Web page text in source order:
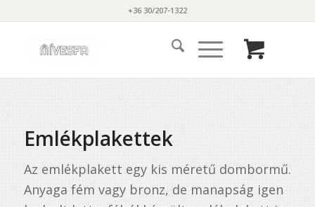
+36 30/207-1322
Emlékplakettek
Az emlékplakett egy kis méretű dombormű.
Anyaga fém vagy bronz, de manapság igen